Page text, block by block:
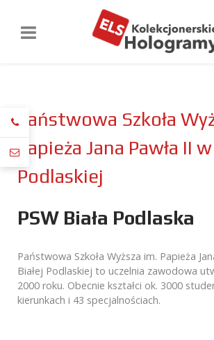
Państwowa Szkoła
Papieża Jana Pawła II
Podlaskiej
PSW Biała Podlaska
Państwowa Szkoła Wyższa im. Papieża
Białej Podlaskiej to uczelnia zawodowa
2000 roku. Obecnie kształci ok. 3000
kierunkach i 43 specjalnościach.